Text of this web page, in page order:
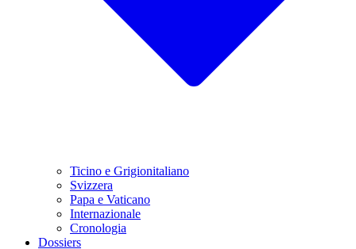
Ticino e Grigionitaliano
Svizzera
Papa e Vaticano
Internazionale
Cronologia
Dossiers